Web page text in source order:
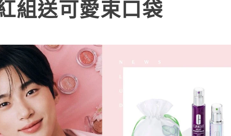
組送可愛束口袋